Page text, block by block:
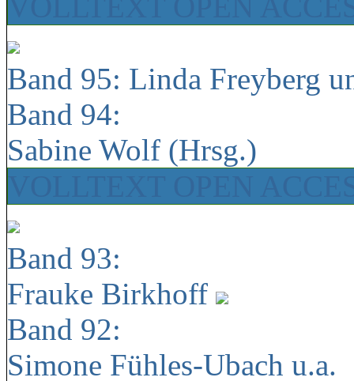
Band 95: Linda Freyberg
Band 94:
Sabine Wolf (Hrsg.)
Band 93:
Frauke Birkhoff
Band 92:
Simone Fühles-Ubach u.a.